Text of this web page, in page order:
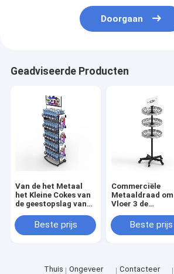
Doorgaan
Geadviseerde Producten
Van de het Metaal
het Kleine Cokes van
de geestopslag van
de het
Monsterenergie Rek
Beste prijs
Commerciële
Metaaldraad om
Vloer 3 de
rijwijn voor
Detailhandels
Beste prijs
Thuis
Ongeveer
Contacteer